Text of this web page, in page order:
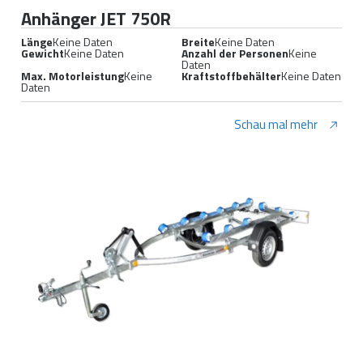
Anhänger JET 750R
LängeKeine Daten BreiteKeine Daten
GewichtKeine Daten Anzahl der PersonenKeine
Daten
Max. MotorleistungKeine
Daten
KraftstoffbehälterKeine Daten
Schau mal mehr